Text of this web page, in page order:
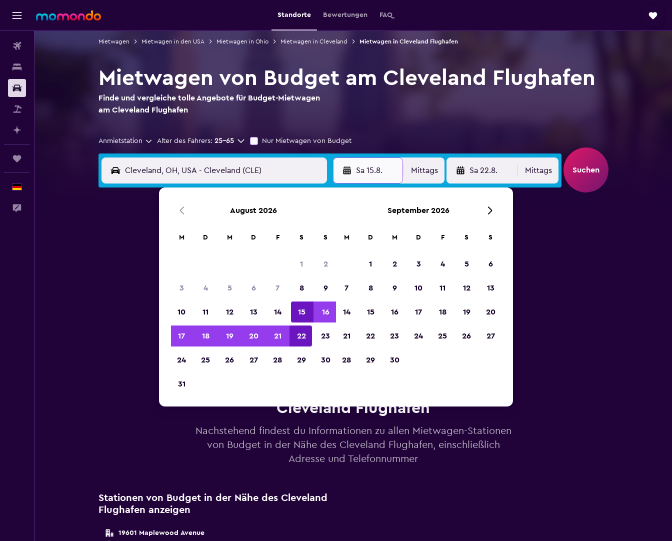
Standorte Bewertungen FAQ
Mietwagen Mietwagen in den USA Mietwagen in Ohio Mietwagen in Cleveland Mietwagen in Cleveland Flughafen
Mietwagen von Budget am Cleveland Flughafen
Finde und vergleiche tolle Angebote für Budget-Mietwagen
am Cleveland Flughafen
Anmietstation Alter des Fahrers: 25-65 Nur Mietwagen von Budget
Sa 15.8. Mittags Sa 22.8. Mittags Suchen
Sieger 2023 gekürt
Cleveland Flughafen
Nachstehend findest du Informationen zu allen Mietwagen-Stationen
von Budget in der Nähe des Cleveland Flughafen, einschließlich
Adresse und Telefonnummer
Stationen von Budget in der Nähe des Cleveland
Flughafen anzeigen
19601 Maplewood Avenue
August 2026
M D M D F S S
1 2
3 4 5 6 7 8 9
10 11 12 13 14 15 16
17 18 19 20 21 22 23
24 25 26 27 28 29 30
31
September 2026
M D M D F S S
1 2 3 4 5 6
7 8 9 10 11 12 13
14 15 16 17 18 19 20
21 22 23 24 25 26 27
28 29 30